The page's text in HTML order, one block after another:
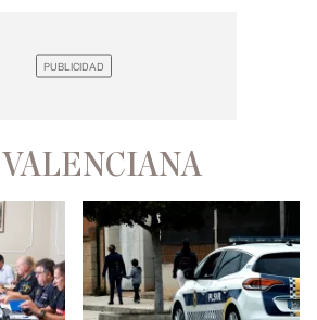
VALENCIANA